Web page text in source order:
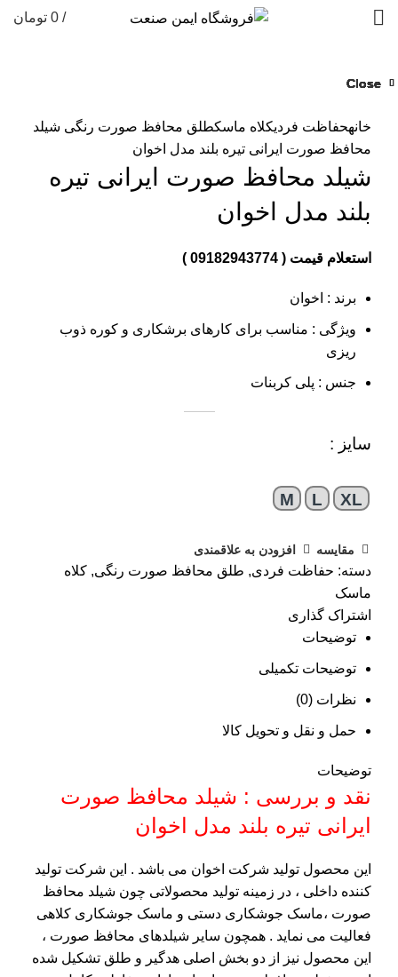
/
0 تومان
خانهحفاظت فردیکلاه ماسکطلق محافظ صورت رنگی شیلد
محافظ صورت ایرانی تیره بلند مدل اخوان
شیلد محافظ صورت ایرانی تیره
بلند مدل اخوان
استعلام قیمت ( 09182943774 )
برند : اخوان
ویژگی : مناسب برای کارهای برشکاری و کوره ذوب
ریزی
جنس : پلی کربنات
سایز :
M L XL
مقایسه افزودن به علاقمندی
دسته: حفاظت فردی, طلق محافظ صورت رنگی, کلاه
ماسک
اشتراک گذاری
توضیحات
توضیحات تکمیلی
نظرات (0)
حمل و نقل و تحویل کالا
توضیحات
نقد و بررسی : شیلد محافظ صورت
ایرانی تیره بلند مدل اخوان
این محصول تولید شرکت اخوان می باشد . این شرکت تولید
کننده داخلی ، در زمینه تولید محصولاتی چون شیلد محافظ
صورت ،ماسک جوشکاری دستی و ماسک جوشکاری کلاهی
فعالیت می نماید . همچون سایر شیلدهای محافظ صورت ،
این محصول نیز از دو بخش اصلی هدگیر و طلق تشکیل شده
Close
Close
Close
Close
Close
Close
Close
Close